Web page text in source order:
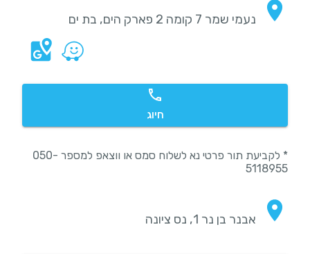
נעמי שמר 7 קומה 2 פארק הים, בת ים
חיוג
* לקביעת תור פרטי נא לשלוח סמס או ווצאפ למספר 050-
5118955
אבנר בן נר 1, נס ציונה